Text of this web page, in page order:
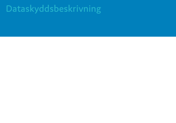
Dataskyddsbeskrivning